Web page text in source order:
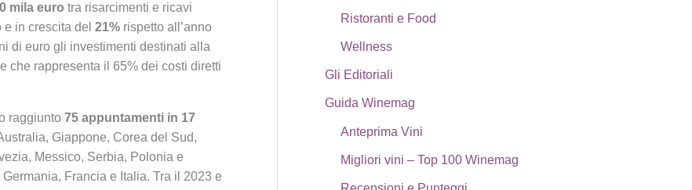
mila euro tra risarcimenti e ricavi
in crescita del 21% rispetto all’anno
di euro gli investimenti destinati alla
che rappresenta il 65% dei costi diretti
raggiunto 75 appuntamenti in 17
Giappone, Corea del Sud,
Messico, Serbia, Polonia e
Francia e Italia. Tra il 2023 e
Ristoranti e Food
Wellness
Gli Editoriali
Guida Winemag
Anteprima Vini
Migliori vini – Top 100 Winemag